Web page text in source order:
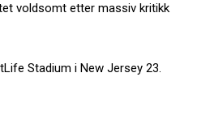
voldsomt etter massiv kritikk
Stadium i New Jersey 23.